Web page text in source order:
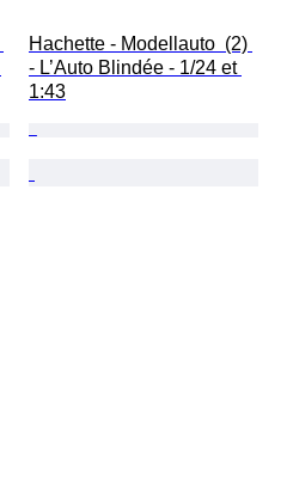
Hachette - Modellauto  (2)
- L’Auto Blindée - 1/24 et
1:43